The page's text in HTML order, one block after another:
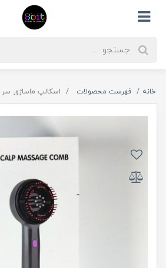
خانه فهرست محصولات اسکالپ ماساژور سر SCALP MASSAGE COMB